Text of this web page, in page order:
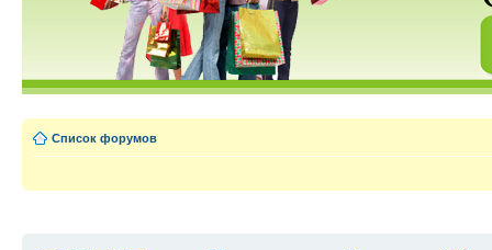
Список форумов